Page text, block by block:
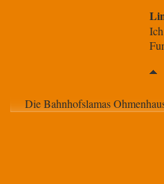
Die Bahnhofslamas